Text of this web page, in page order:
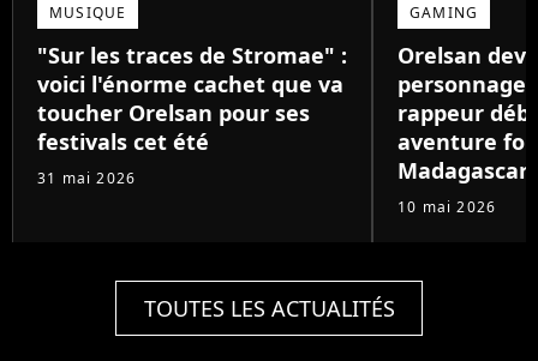
MUSIQUE
"Sur les traces de Stromae" :
voici l'énorme cachet que va
toucher Orelsan pour ses
festivals cet été
31 mai 2026
GAMING
Orelsan
personnage
rappeur
aventure
Madagascar
10 mai 2026
TOUTES LES ACTUALITÉS